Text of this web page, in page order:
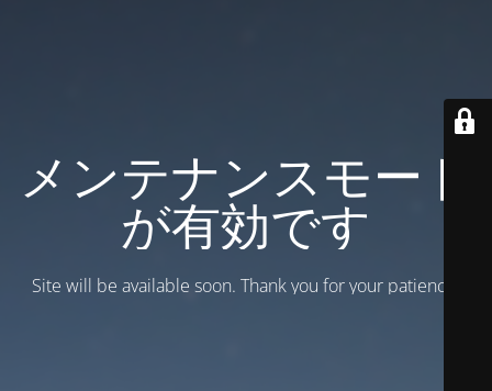
メンテナンスモード
が有効です
Site will be available soon. Thank you for your patience!